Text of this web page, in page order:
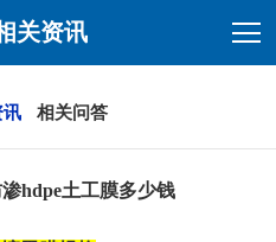
关资讯
讯 相关问答
hdpe土工膜多少钱